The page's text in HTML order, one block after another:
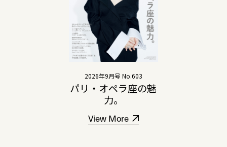
2026年9月号 No.603
パリ・オペラ座の魅
力。
View More